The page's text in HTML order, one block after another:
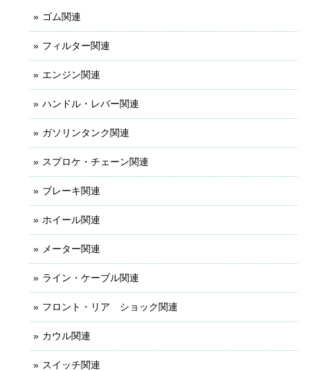
ゴム関連
フィルター関連
エンジン関連
ハンドル・レバー関連
ガソリンタンク関連
スプロケ・チェーン関連
ブレーキ関連
ホイール関連
メーター関連
ライン・ケーブル関連
フロント・リア ショック関連
カウル関連
スイッチ関連